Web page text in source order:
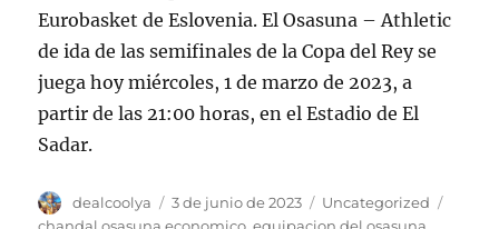
Eurobasket de Eslovenia. El Osasuna – Athletic
de ida de las semifinales de la Copa del Rey se
juega hoy miércoles, 1 de marzo de 2023, a
partir de las 21:00 horas, en el Estadio de El
Sadar.
Autor
dealcoolya
Publicado
el
3 de junio de 2023 Categorías
Uncategorized